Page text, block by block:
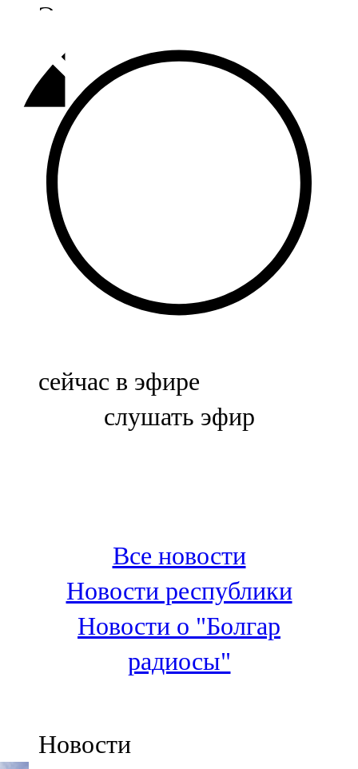
Әлмәт
92,9 FM
Базарлы матак
107,1 FM
Балык бистәсе
104,9 FM
Баулы
107,5 FM
Биләр
Болгар
100,3 FM
Зәй
106,6 FM
Кадыбаш
105,2 FM
91,5 FM
сейчас в эфире
слушать эфир
Все новости
Новости республики
Новости о "Болгар
радиосы"
Новости